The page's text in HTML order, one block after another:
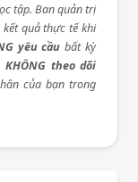
tập. Ban quản trị
quả thực tế khi
yêu cầu bất kỳ
KHÔNG theo dõi
của bạn trong